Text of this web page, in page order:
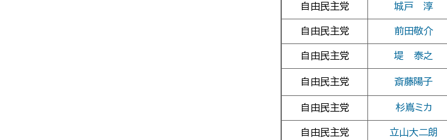
自由民主党 城戸 淳
自由民主党 前田敬介
自由民主党 堤 泰之
自由民主党 斎藤陽子
自由民主党 杉嶌ミカ
自由民主党 立山大二朗